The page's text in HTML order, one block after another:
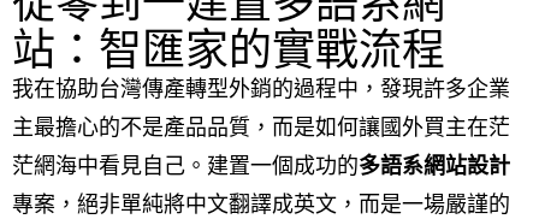
站：智匯家的實戰流程
我在協助台灣傳產轉型外銷的過程中，發現許多企業
主最擔心的不是產品品質，而是如何讓國外買主在茫
茫網海中看見自己。建置一個成功的多語系網站設計
專案，絕非單純將中文翻譯成英文，而是一場嚴謹的